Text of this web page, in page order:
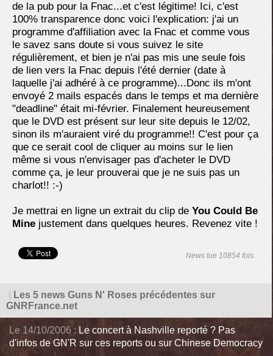
de la pub pour la Fnac...et c'est légitime! Ici, c'est
100% transparence donc voici l'explication: j'ai un
programme d'affiliation avec la Fnac et comme vous
le savez sans doute si vous suivez le site
régulièrement, et bien je n'ai pas mis une seule fois
de lien vers la Fnac depuis l'été dernier (date à
laquelle j'ai adhéré à ce programme)...Donc ils m'ont
envoyé 2 mails espacés dans le temps et ma dernière
"deadline" était mi-février. Finalement heureusement
que le DVD est présent sur leur site depuis le 12/02,
sinon ils m'auraient viré du programme!! C'est pour ça
que ce serait cool de cliquer au moins sur le lien
même si vous n'envisager pas d'acheter le DVD
comme ça, je leur prouverai que je ne suis pas un
charlot!! :-)
Je mettrai en ligne un extrait du clip de You Could Be
Mine justement dans quelques heures. Revenez vite !
News lue 10854 fois.
Les 5 news Guns N' Roses précédentes sur
GNRFrance.net
Le 14/10/2006 : Le concert à Nashville reporté ? Pas
d'infos de GN'R sur ces reports ou sur Chinese Democracy